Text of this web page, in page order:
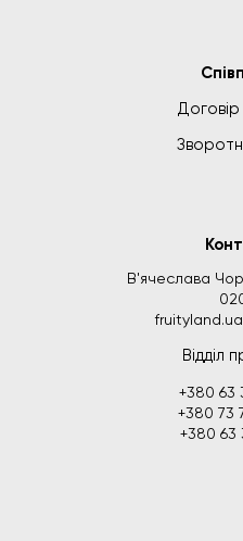
В'ячеслава
Відділ
+380 63
+380 73
+380 63